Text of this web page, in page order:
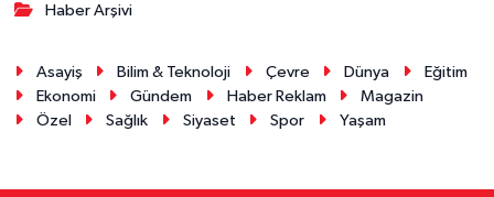
Haber Arşivi
Asayiş Bilim & Teknoloji Çevre Dünya
Eğitim
Ekonomi
Gündem Haber Reklam
Magazin
Özel
Sağlık Siyaset Spor Yaşam